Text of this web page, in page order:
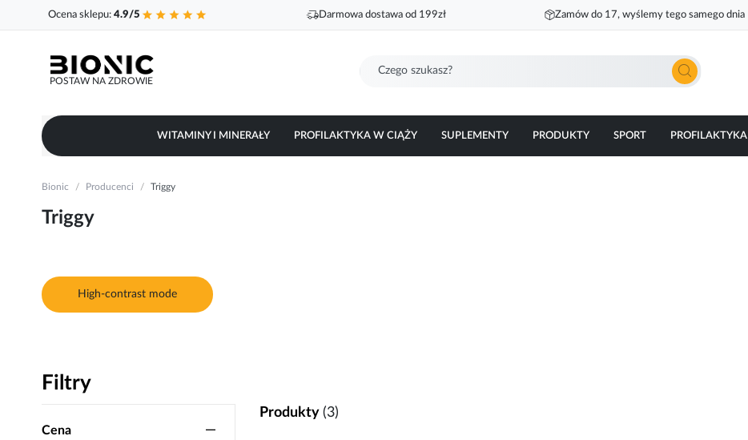
Ocena sklepu: 4.9/5 Darmowa dostawa od 199zł Zamów do 17, wyślemy tego samego dnia
POSTAW NA ZDROWIE
Szukaj
WITAMINY I MINERAŁY PROFILAKTYKA W CIĄŻY SUPLEMENTY PRODUKTY SPORT PROFILAKTYKA
Bionic Producenci Triggy
Triggy
High-contrast mode
Filtry
Cena
Produkty (3)